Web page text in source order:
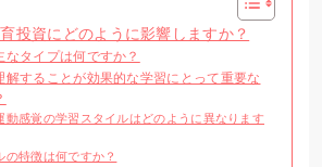
投資にどのように影響しますか？
タイプは何ですか？
解することが効果的な学習にとって重要な
動感覚の学習スタイルはどのように異なります
の特徴は何ですか？